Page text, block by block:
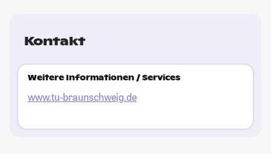
Kontakt
Weitere Informationen / Services
www.tu-braunschweig.de